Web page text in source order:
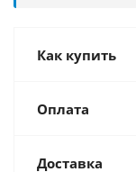
Как купить
Оплата
Доставка